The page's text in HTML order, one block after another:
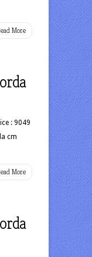
More
: 9049
cm
More